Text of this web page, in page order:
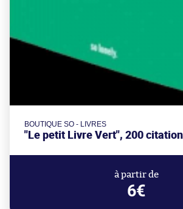
BOUTIQUE SO - LIVRES
"Le petit Livre Vert", 200
à partir de
6€